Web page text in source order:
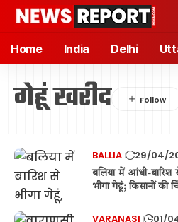
Home India Delhi
गेहूं खरीद
BALLIA 29/04/
बलिया में आंधी-बारिश
भीगा गेहूं; किसानों की
VARANASI 01/